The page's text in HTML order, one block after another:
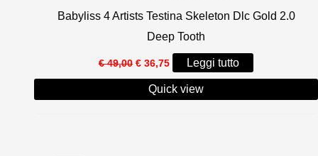
Babyliss 4 Artists Testina Skeleton Dlc Gold 2.0
Deep Tooth
€49,00 Il
prezzo
originale
era:
€ 36,75 Il
prezzo
attuale
è:
Leggi tutto
Quick view